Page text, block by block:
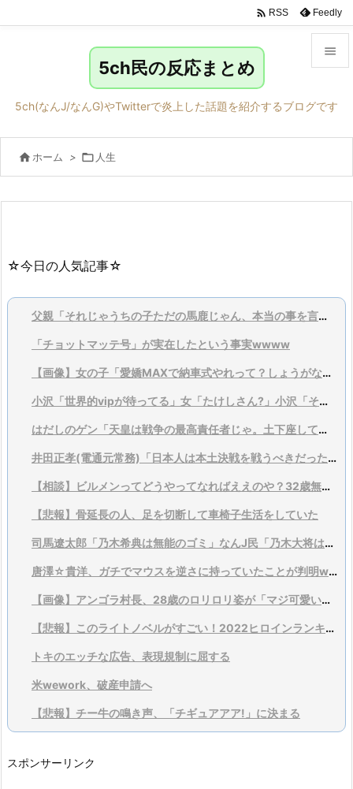

メニュ
サイド

 RSS Feedly
5ch民の反応まとめ
5ch(なんJ/なんG)やTwitterで炎上した話題を紹介するブログです
 ホーム >  人生
☆今日の人気記事☆
父親「それじゃうちの子ただの馬鹿じゃん、本当の事を言ってくれ」
「チョットマッテ号」が実在したという事実wwww
【画像】女の子「愛嬌MAXで納車式やれって？しょうがないなあ…」
小沢「世界的vipが待ってる」女「たけしさん?」小沢「それは言い過ぎ、そこまでではない」
はだしのゲン「天皇は戦争の最高責任者じゃ。土下座して謝るんがあたりまえじゃ！」
井田正孝(電通元常務)「日本人は本土決戦を戦うべきだった。なぜ逃げ出したんだ」
【相談】ビルメンってどうやってなればええのや？32歳無職でもいけるか？
【悲報】骨延長の人、足を切断して車椅子生活をしていた
司馬遼太郎「乃木希典は無能のゴミ」なんJ民「乃木大将は有能」
唐澤☆貴洋、ガチでマウスを逆さに持っていたことが判明wwww
【画像】アンゴラ村長、28歳のロリロリ姿が「マジ可愛い」「何だこの美少女は」と絶賛される
【悲報】このライトノベルがすごい！2022ヒロインランキング。ついに御坂美琴を破りあのヒロインが１位
トキのエッチな広告、表現規制に屈する
米wework、破産申請へ
【悲報】チー牛の鳴き声、「チギュアアア!」に決まる
スポンサーリンク